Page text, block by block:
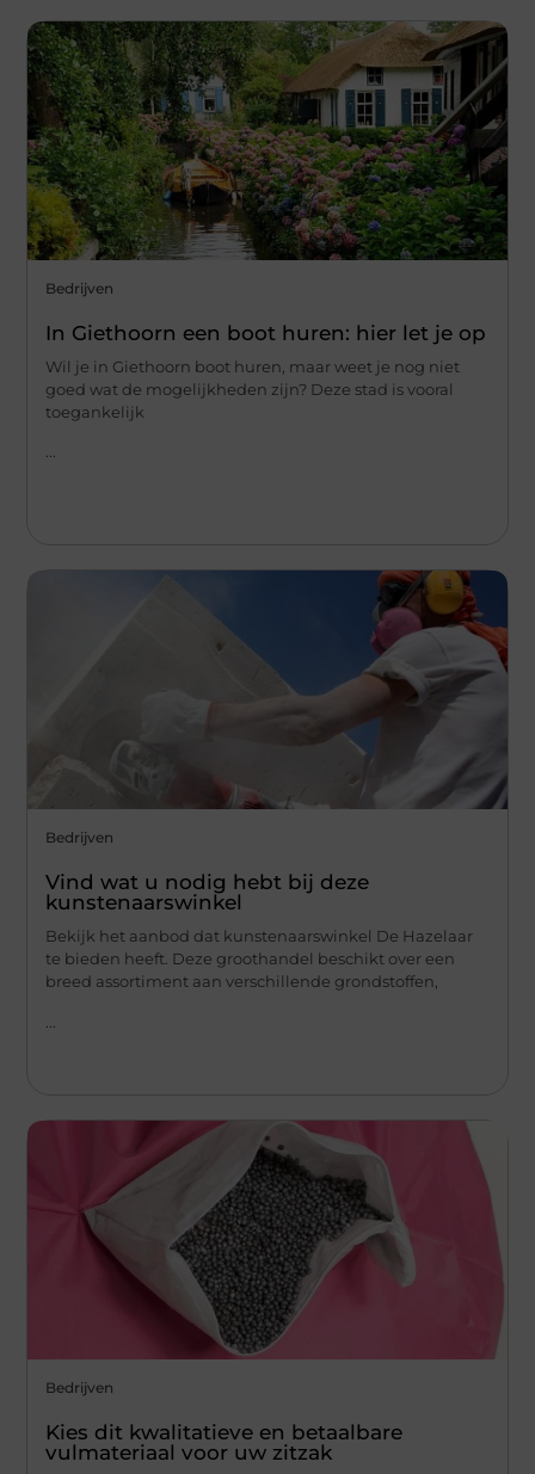
Bedrijven
In Giethoorn een boot huren: hier let je op
Wil je in Giethoorn boot huren, maar weet je nog niet
goed wat de mogelijkheden zijn? Deze stad is vooral
toegankelijk
...
Bedrijven
Vind wat u nodig hebt bij deze
kunstenaarswinkel
Bekijk het aanbod dat kunstenaarswinkel De Hazelaar
te bieden heeft. Deze groothandel beschikt over een
breed assortiment aan verschillende grondstoffen,
Bedrijven
Kies dit kwalitatieve en betaalbare
vulmateriaal voor uw zitzak